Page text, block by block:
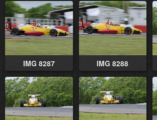
IMG 8287 IMG 8288